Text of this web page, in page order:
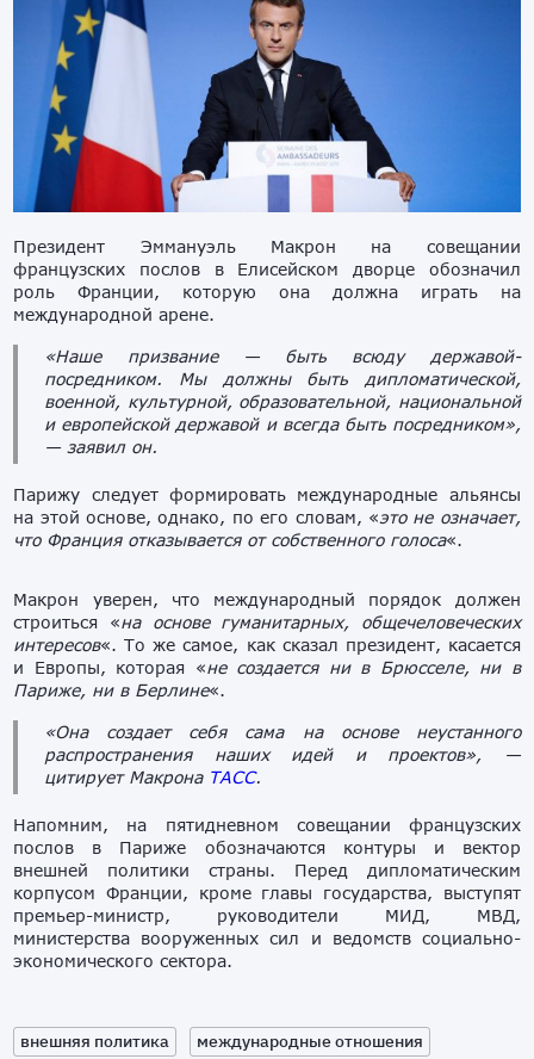
Президент Эммануэль Макрон на совещании
французских послов в Елисейском дворце обозначил
роль Франции, которую она должна играть на
международной арене.
«Наше призвание — быть всюду державой-
посредником. Мы должны быть дипломатической,
военной, культурной, образовательной, национальной
и европейской державой и всегда быть посредником»,
— заявил он.
Парижу следует формировать международные альянсы
на этой основе, однако, по его словам, «это не означает,
что Франция отказывается от собственного голоса«.
Макрон уверен, что международный порядок должен
строиться «на основе гуманитарных, общечеловеческих
интересов«. То же самое, как сказал президент, касается
и Европы, которая «не создается ни в Брюсселе, ни в
Париже, ни в Берлине«.
«Она создает себя сама на основе неустанного
распространения наших идей и проектов», —
цитирует Макрона ТАСС.
Напомним, на пятидневном совещании французских
послов в Париже обозначаются контуры и вектор
внешней политики страны. Перед дипломатическим
корпусом Франции, кроме главы государства, выступят
премьер-министр, руководители МИД, МВД,
министерства вооруженных сил и ведомств социально-
экономического сектора.
внешняя политика
международные отношения